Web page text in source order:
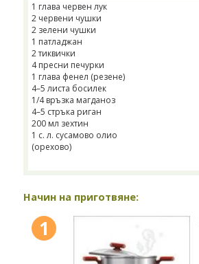
1 глава червен лук
2 червени чушки
2 зелени чушки
1 патладжан
2 тиквички
4 пресни печурки
1 глава фенел (резене)
4–5 листа босилек
1/4 връзка магданоз
4–5 стръка риган
200 мл зехтин
1 с. л. сусамово олио
(орехово)
Начин на приготвяне:
1